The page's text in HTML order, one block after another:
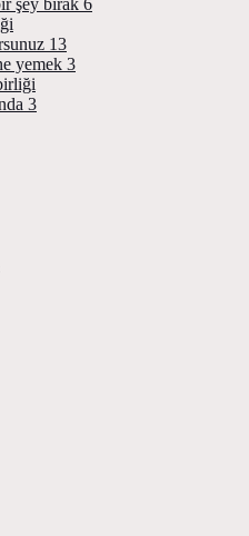
şey bırak 6
13
yemek 3
3